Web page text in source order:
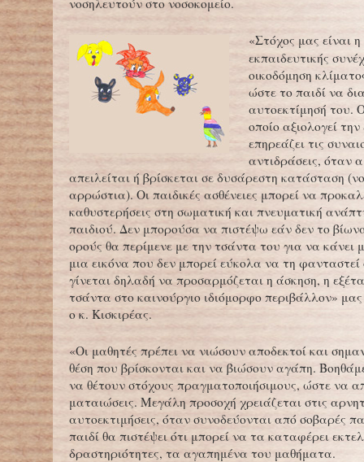
νοσηλευτούν στο νοσοκομείο.
«Στόχος μας είναι
εκπαιδευτικής
οικοδόμηση
ώστε το παιδί να
αυτοεκτίμησή του.
οποίο αξιολογεί
επηρεάζει τις
αντιδράσεις, όταν
απειλείται ή βρίσκεται σε δυσάρεστη κατάσταση
αρρώστια). Οι παιδικές ασθένειες μπορεί να
καθυστερήσεις στη σωματική και πνευματική
παιδιού. Δεν μπορούσα να πιστέψω εάν δεν το
ορούς θα περίμενε με την τσάντα του για να κάνει
μια εικόνα που δεν μπορεί εύκολα να τη
γίνεται δηλαδή να προσαρμόζεται η άσκηση, η
τσάντα στο καινούργιο ιδιόμορφο περιβάλλον» μας
ο κ. Κισκιρέας.
«Οι μαθητές πρέπει να νιώσουν αποδεκτοί και
θέση που βρίσκονται και να βιώσουν αγάπη.
να θέτουν στόχους πραγματοποιήσιμους, ώστε να
ματαιώσεις. Μεγάλη προσοχή χρειάζεται στις
αυτοεκτιμήσεις, όταν συνοδεύονται από σοβαρές
παιδί θα πιστέψει ότι μπορεί να τα καταφέρει
δραστηριότητες, τα αγαπημένα του μαθήματα.